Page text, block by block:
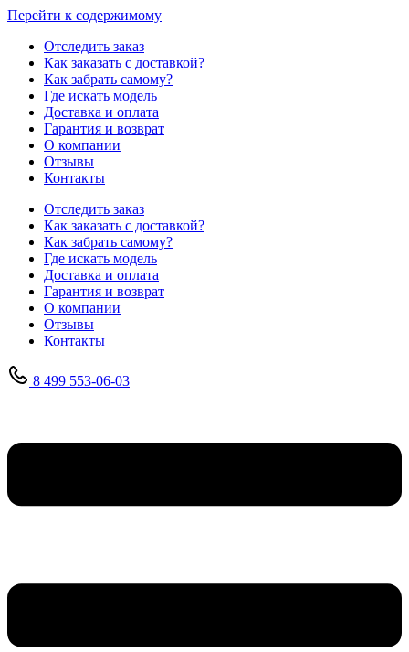
Перейти к содержимому
Отследить заказ
Как заказать с доставкой?
Как забрать самому?
Где искать модель
Доставка и оплата
Гарантия и возврат
О компании
Отзывы
Контакты
Отследить заказ
Как заказать с доставкой?
Как забрать самому?
Где искать модель
Доставка и оплата
Гарантия и возврат
О компании
Отзывы
Контакты
8 499 553-06-03